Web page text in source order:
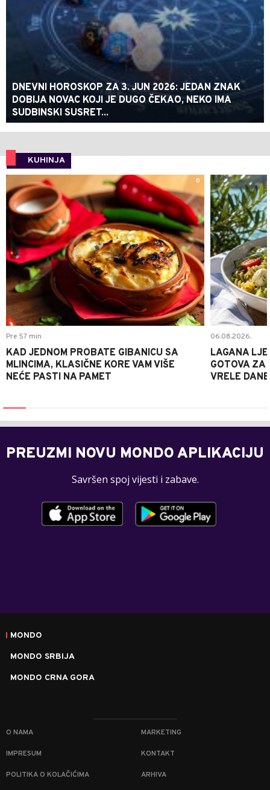
DNEVNI HOROSKOP ZA 3. JUN 2026: JEDAN ZNAK
DOBIJA NOVAC KOJI JE DUGO ČEKAO, NEKO IMA
SUDBINSKI SUSRET...
KUHINJA
0
Pre 57 min
KAD JEDNOM PROBATE GIBANICU SA
MLINCIMA, KLASIČNE KORE VAM VIŠE
NEĆE PASTI NA PAMET
06.08.2026.
LAGANA
GOTOVA ZA
VRELE DANE
PREUZMI NOVU MONDO APLIKACIJU
Savršen spoj vijesti i zabave.
MONDO
MONDO SRBIJA
MONDO CRNA GORA
O NAMA MARKETING
IMPRESUM KONTAKT
POLITIKA O KOLAČIĆIMA ARHIVA